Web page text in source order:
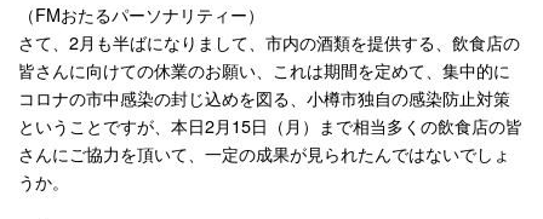
（FMおたるパーソナリティー）
さて、2月も半ばになりまして、市内の酒類を提供する、飲食店の
皆さんに向けての休業のお願い、これは期間を定めて、集中的に
コロナの市中感染の封じ込めを図る、小樽市独自の感染防止対策
ということですが、本日2月15日（月）まで相当多くの飲食店の皆
さんにご協力を頂いて、一定の成果が見られたんではないでしょ
うか。